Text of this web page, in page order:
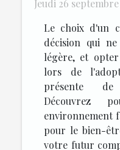
Jeudi 26
Le choix d'un
décision qui
légère, et
lors de
présente de
Découvrez
environnement
pour le bien-
votre futur